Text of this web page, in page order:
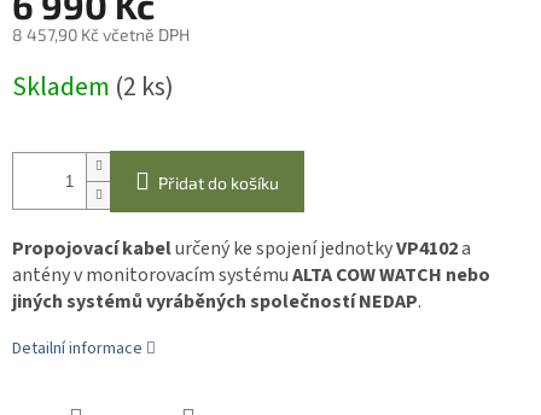
8 457,90 Kč včetně DPH
cena:
Skladem (2 ks)
Přidat do košíku
Propojovací kabelurčený ke spojení jednotkyVP4102a
antény v monitorovacím systémuALTA COW WATCH nebo
jiných systémů vyráběných společností NEDAP.
Detailní informace